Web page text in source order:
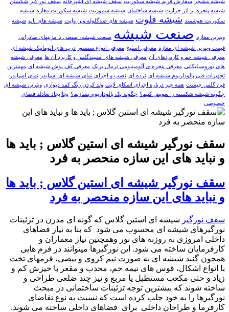
شيشه مشجر
سفارش فریم شیشه سکوریت سقف شیشه ای آشپزخانه سقف نور گیر
شکستن
شیشه پنجره بر اثر حرارت شیشه ساختمان شیشه سموریت شیشه سکوریت مغازه شیشه
سکوریت هوشمند
شیشه فلوت شیشه های ضدگلوله وین وایت شیشه های‌ نانو شیشه
ویترین مغازه صنعت شیشه صنعت شیشه، صنعتی با مزیتهای صادراتی
قيمت ویترین شیشه ای مغازه معرفی استیج معرفی انواع سنسور درب های اتوماتیک شیشه ای
معرفی شیشه خم و کاربردهای آن معرفی شیشه های استیندگلس و کاربرد آن ها
معرفی شیشه‌
های بوروسیلیکاتی معرفی پنجره ی آلومینیومی ترمال بریک معرفی کف پوش شیشه ای مهمترین
تجهیزات فنی پالوداریوم شیشه ای نرده ای نصب و اجرای نمای شیشه ای اسپایدر
نمای اسپایدر
فین گلس چیست همه چیز درباره اجرای اسکای لایت ولد کردن رنگ کمد دیواری ویترین شیشه ای
چگونه شیشه شکسته را تعویض کنیم؟ چگونه یک پالوداریوم بسازیم؟ یجاایجاد تعادلد فضای
خصوصی
سقف نورگیر شیشه ای استین گلاس ; باید ها
و نباید های این سازه منحصر به فرد
سقف نورگیر شیشه ای استین گلاس ; باید ها
و نباید های این سازه منحصر به فرد
سقف نورگیر شیشه ای استین گلاس که گونه ای مدرن در تزئینات
نورگیرهای شیشه ای محسوب می شود که بنا به نیاز فضاهای
داخلی امروزی به روزنه های نور وهمچنین نیاز معماران و
کارفرمایان ساخته می شود. این نورگیرها میتوانند در فرم هایی
همچون گنبد شیشه ای به صورت نیم کروی و بیضی، فرمهای تخت
با انواع اشکال، قوس های نیمه خم، محدب و مقعر با خیزش کم و
زیاد و حتی مکعب مستطیل یا مربع و نیز چند ضلعی طراحی و
ساخته شوند که بیشترین توجه تزئینات ساختمانی در مبحث
نورگیرها را به خود جلب کرده است که نسبت به نوع تقاضای
کارفرما و طراحان داخلی برای فضاهای داخلی ساخته می شوند.